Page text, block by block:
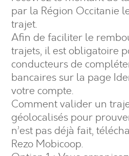
par la Région Occitanie
trajet.
Afin de faciliter le
trajets, il est obligatoire
conducteurs de
bancaires sur la page
votre compte.
Comment valider un
géolocalisés pour
n’est pas déjà fait,
Rezo Mobicoop.